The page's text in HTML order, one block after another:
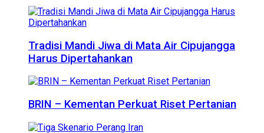
Tradisi Mandi Jiwa di Mata Air Cipujangga
Harus Dipertahankan
BRIN – Kementan Perkuat Riset Pertanian